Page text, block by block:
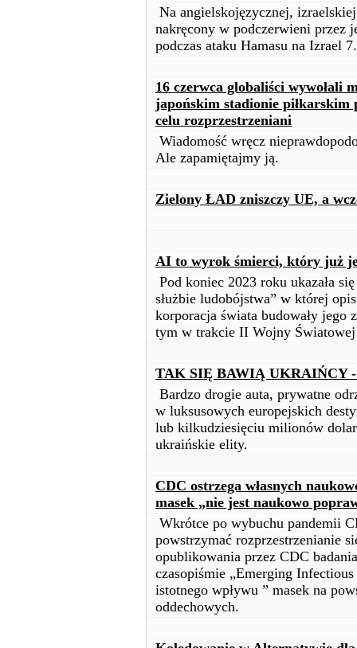
Na angielskojęzycznej,
nakręcony w podczerwieni przez
podczas ataku Hamasu na Izrael
16 czerwca globaliści wywołali
japońskim stadionie piłkarskim
celu rozprzestrzeniani
Wiadomość wręcz
Ale zapamiętajmy ją.
Zielony ŁAD zniszczy UE, a
AI to wyrok śmierci, który już
Pod koniec 2023 roku ukazała
służbie ludobójstwa” w której
korporacja świata budowały
tym w trakcie II Wojny Światowej
TAK SIĘ BAWIĄ UKRAIŃCY -
Bardzo drogie auta, prywatne
w luksusowych europejskich
lub kilkudziesięciu milionów
ukraińskie elity.
CDC ostrzega własnych
masek „nie jest naukowo
Wkrótce po wybuchu pandemii
powstrzymać rozprzestrzenianie
opublikowania przez CDC
czasopiśmie „Emerging
istotnego wpływu ” masek na
oddechowych.